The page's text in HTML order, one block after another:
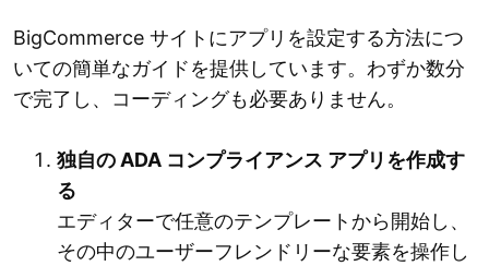
BigCommerce サイトにアプリを設定する方法につ
いての簡単なガイドを提供しています。わずか数分
で完了し、コーディングも必要ありません。
独自の ADA コンプライアンス アプリを作成す
る
エディターで任意のテンプレートから開始し、
その中のユーザーフレンドリーな要素を操作し